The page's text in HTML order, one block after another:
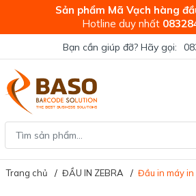
Sản phẩm Mã Vạch hàng
Hotline duy nhất
Bạn cần giúp đỡ? Hãy gọi:
Trang chủ ĐẦU IN ZEBRA Đầu in máy